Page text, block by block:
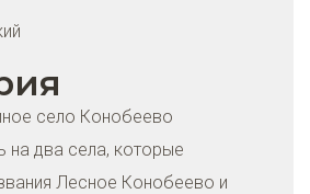
село Конобеево
на два села, которые
Лесное Конобеево и